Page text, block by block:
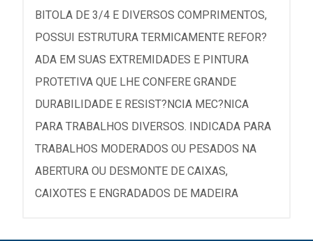
BITOLA DE 3/4 E DIVERSOS COMPRIMENTOS,
POSSUI ESTRUTURA TERMICAMENTE REFOR?
ADA EM SUAS EXTREMIDADES E PINTURA
PROTETIVA QUE LHE CONFERE GRANDE
DURABILIDADE E RESIST?NCIA MEC?NICA
PARA TRABALHOS DIVERSOS. INDICADA PARA
TRABALHOS MODERADOS OU PESADOS NA
ABERTURA OU DESMONTE DE CAIXAS,
CAIXOTES E ENGRADADOS DE MADEIRA